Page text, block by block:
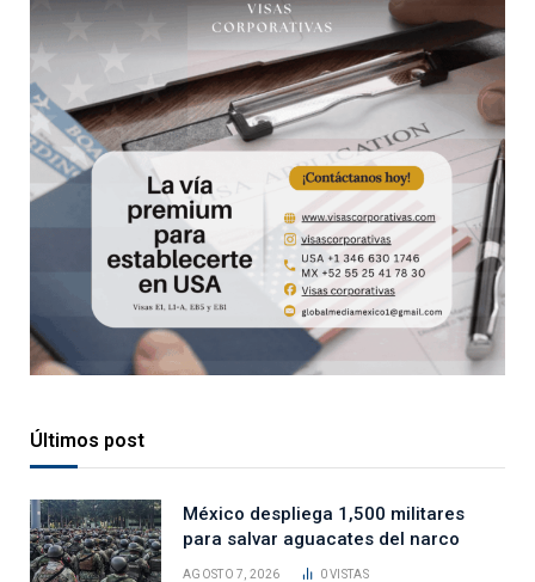
Últimos post
México despliega 1,500 militares
para salvar aguacates del narco
AGOSTO 7, 2026 0VISTAS